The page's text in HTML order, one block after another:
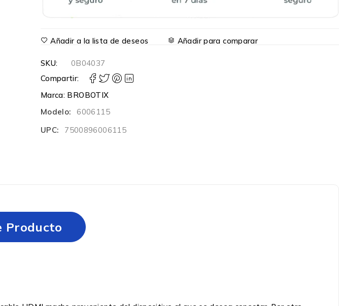
Añadir a la lista de deseos Añadir para comparar
SKU:
0B04037
Compartir:
Marca: BROBOTIX
Modelo:
6006115
UPC:
7500896006115
Producto